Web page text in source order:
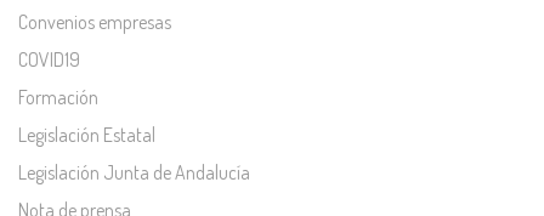
Convenios empresas
COVID19
Formación
Legislación Estatal
Legislación Junta de Andalucía
Nota de prensa